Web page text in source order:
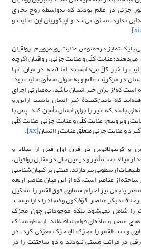
جزئی در عالم بودند که به‌واسطۀ روح بخاری
ندارد، محقق می‌شد و اپیکوریان این عنایت و
.
با یک تمایز درخصوص عنایت روبه‌روییم. رواقیان
می‌دهند؛ عنایت کلّی و عنایت جزئی. رواقیان اگرچه
را خیر کلّ می‌دانستند اما آنچه در میان آنها
در مرکزیّت عالم و به‌عنوان متعلّق عنایت بود.
است کهاز برایخیر انسان باشد، به‌عبارتی اجزای
که تامین‌کنندۀ خیر انسان باشند ازاین‌رو
باشد که خیر را برای انسان تأمین کند. پس با
روبروییم؛ عنایت کلّی و عنایت جزئی. عنایت کلّی
و عنایت جزئی متعلّق عنایت را انسان[xx]
.
و کریتولائوس در قرن اول قبل از میلاد و
میلاد تحت تأثیر و درعین‌حال در مقابل رواقیان،
ارسطویی بپردازند. مبتنی بر کیهان‌شناسی
از عناصر است، که از این میان عناصر اربعه
پنجمی نیز اجرام سماوی فوق‌القمر را تشکیل
دیگر عناصر، قوّۀ کون و فساد را دارا نیست.
را شامل نمی‌شود بلکه موجوداتی چون محرّک
عنصر و مادّه‌ای قوام نیافته‌اند. ارسطو محرّک
و تحت‌القمر را محرّک لایتحرّک معرّفی کرد. در
در مراتب هستی نبودند و دو ساحتیّت را در